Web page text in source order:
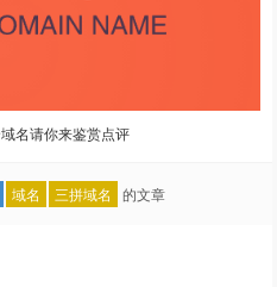
名请你来鉴赏点评
域名 三拼域名 的文章